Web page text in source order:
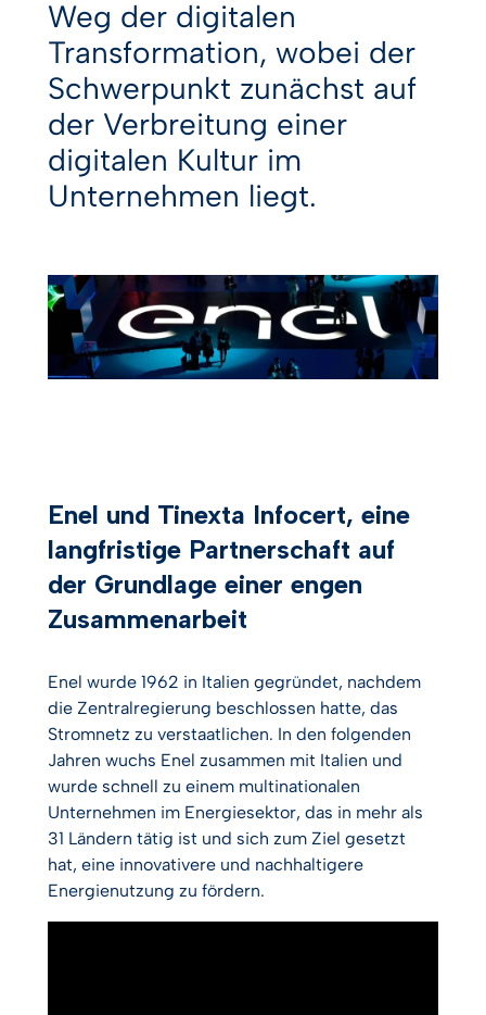
Weg der digitalen
Transformation, wobei der
Schwerpunkt zunächst auf
der Verbreitung einer
digitalen Kultur im
Unternehmen liegt.
Enel und Tinexta Infocert, eine
langfristige Partnerschaft auf
der Grundlage einer engen
Zusammenarbeit
Enel wurde 1962 in Italien gegründet, nachdem
die Zentralregierung beschlossen hatte, das
Stromnetz zu verstaatlichen. In den folgenden
Jahren wuchs Enel zusammen mit Italien und
wurde schnell zu einem multinationalen
Unternehmen im Energiesektor, das in mehr als
31 Ländern tätig ist und sich zum Ziel gesetzt
hat, eine innovativere und nachhaltigere
Energienutzung zu fördern.